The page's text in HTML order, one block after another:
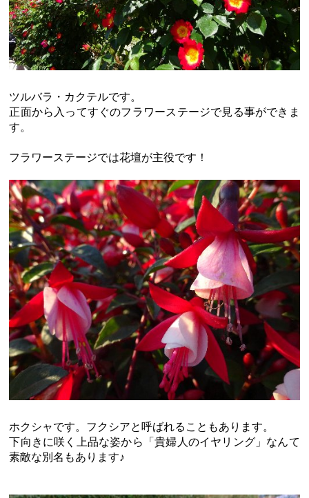
ツルバラ・カクテルです。
正面から入ってすぐのフラワーステージで見る事ができま
す。
フラワーステージでは花壇が主役です！
ホクシャです。フクシアと呼ばれることもあります。
下向きに咲く上品な姿から「貴婦人のイヤリング」なんて
素敵な別名もあります♪